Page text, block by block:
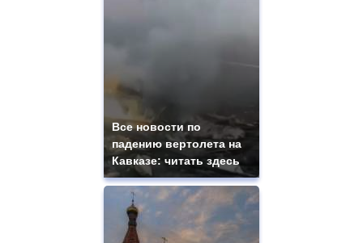
Все новости по
падению вертолета на
Кавказе: читать здесь